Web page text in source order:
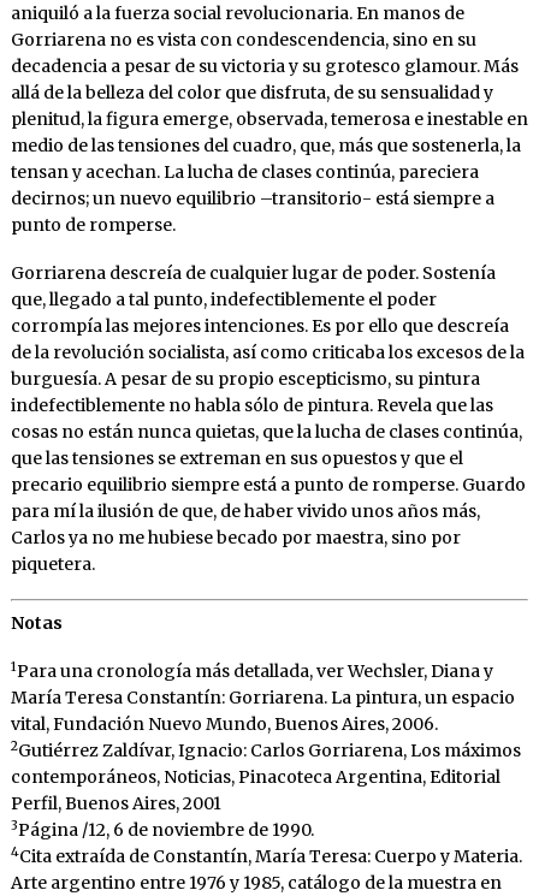
aniquiló a la fuerza social revolucionaria. En manos de
Gorriarena no es vista con condescendencia, sino en su
decadencia a pesar de su victoria y su grotesco glamour. Más
allá de la belleza del color que disfruta, de su sensualidad y
plenitud, la figura emerge, observada, temerosa e inestable en
medio de las tensiones del cuadro, que, más que sostenerla, la
tensan y acechan. La lucha de clases continúa, pareciera
decirnos; un nuevo equilibrio –transitorio- está siempre a
punto de romperse.
Gorriarena descreía de cualquier lugar de poder. Sostenía
que, llegado a tal punto, indefectiblemente el poder
corrompía las mejores intenciones. Es por ello que descreía
de la revolución socialista, así como criticaba los excesos de la
burguesía. A pesar de su propio escepticismo, su pintura
indefectiblemente no habla sólo de pintura. Revela que las
cosas no están nunca quietas, que la lucha de clases continúa,
que las tensiones se extreman en sus opuestos y que el
precario equilibrio siempre está a punto de romperse. Guardo
para mí la ilusión de que, de haber vivido unos años más,
Carlos ya no me hubiese becado por maestra, sino por
piquetera.
Notas
1Para una cronología más detallada, ver Wechsler, Diana y
María Teresa Constantín: Gorriarena. La pintura, un espacio
vital, Fundación Nuevo Mundo, Buenos Aires, 2006.
2Gutiérrez Zaldívar, Ignacio: Carlos Gorriarena, Los máximos
contemporáneos, Noticias, Pinacoteca Argentina, Editorial
Perfil, Buenos Aires, 2001
3Página /12, 6 de noviembre de 1990.
4Cita extraída de Constantín, María Teresa: Cuerpo y Materia.
Arte argentino entre 1976 y 1985, catálogo de la muestra en